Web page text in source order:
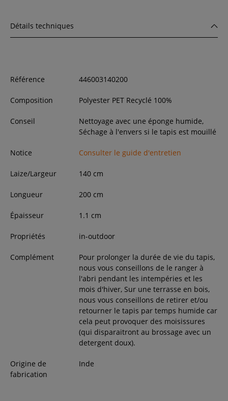
Détails techniques
Référence 446003140200
Composition Polyester PET Recyclé 100%
Conseil
Nettoyage avec une éponge humide,
Séchage à l'envers si le tapis est mouillé
Notice Consulter le guide d'entretien
Laize/Largeur 140cm
Longueur 200cm
Épaisseur 1.1 cm
Propriétés in-outdoor
Complément
Pour prolonger la durée de vie du tapis,
nous vous conseillons de le ranger à
l'abri pendant les intempéries et les
mois d'hiver, Sur une terrasse en bois,
nous vous conseillons de retirer et/ou
retourner le tapis par temps humide car
cela peut provoquer des moisissures
(qui disparaitront au brossage avec un
detergent doux).
Origine de
fabrication
Inde